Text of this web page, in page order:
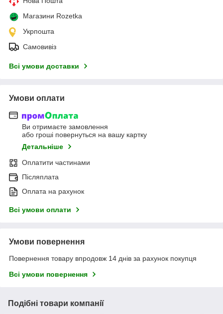
Магазини Rozetka
Укрпошта
Самовивіз
Всі умови доставки
Умови оплати
Ви отримаєте замовлення
або гроші повернуться на вашу картку
Детальніше
Оплатити частинами
Післяплата
Оплата на рахунок
Всі умови оплати
Умови повернення
Повернення товару впродовж 14 днів за рахунок покупця
Всі умови повернення
Подібні товари компанії